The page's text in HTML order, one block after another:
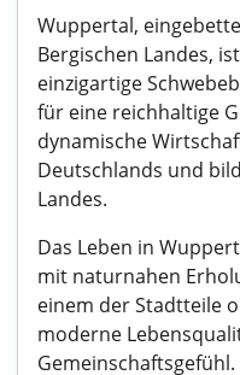
Wuppertal,
Bergischen Landes,
einzigartige
für eine reichhaltige
dynamische
Deutschlands und
Landes.
Das Leben in
mit naturnahen
einem der Stadtteile
moderne